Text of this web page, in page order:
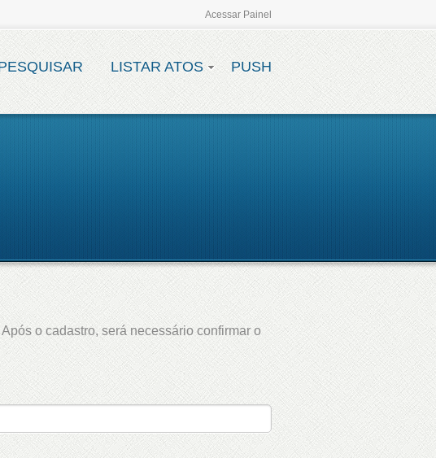
Acessar Painel
LISTAR ATOS PUSH
o cadastro, será necessário confirmar o